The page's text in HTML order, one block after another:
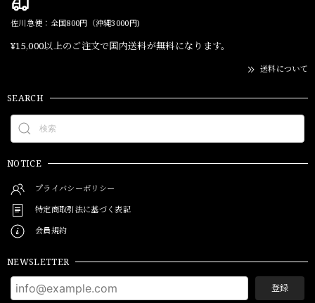
佐川急便：全国800円（沖縄3000円)
¥15,000以上のご注文で国内送料が無料になります。
送料について
SEARCH
NOTICE
プライバシーポリシー
特定商取引法に基づく表記
会員規約
NEWSLETTER
登録